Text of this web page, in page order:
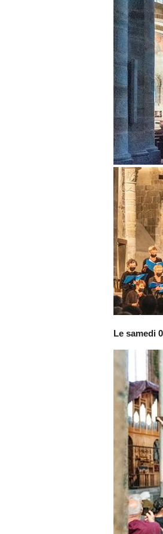
Le samedi